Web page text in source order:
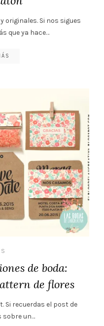
originales. Si nos sigues
que ya hace…
de boda:
de flores
Si recuerdas el post de
sobre un…